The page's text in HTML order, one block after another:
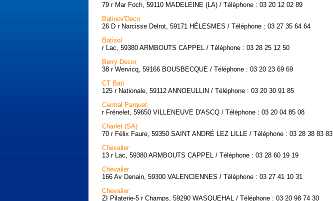
79 r Mar Foch, 59110 MADELEINE (LA) / Téléphone : 03 20 12 02 89
Batinov'Deco
26 D r Narcisse Delrot, 59171 HÉLESMES / Téléphone : 03 27 35 64 64
Batisol
r Lac, 59380 ARMBOUTS CAPPEL / Téléphone : 03 28 25 12 50
Berry Decor
38 r Wervicq, 59166 BOUSBECQUE / Téléphone : 03 20 23 69 69
CT Bati
125 r Nationale, 59112 ANNOEULLIN / Téléphone : 03 20 30 91 85
Central Parquet
r Frénelet, 59650 VILLENEUVE D'ASCQ / Téléphone : 03 20 04 85 08
Charlet (SA)
70 r Félix Faure, 59350 SAINT ANDRÉ LEZ LILLE / Téléphone : 03 28 38 83 83
Chevalier
13 r Lac, 59380 ARMBOUTS CAPPEL / Téléphone : 03 28 60 19 19
Chevalier
166 Av Denain, 59300 VALENCIENNES / Téléphone : 03 27 41 10 31
Chevalier
ZI Pilaterie-5 r Champs, 59290 WASQUEHAL / Téléphone : 03 20 98 74 30